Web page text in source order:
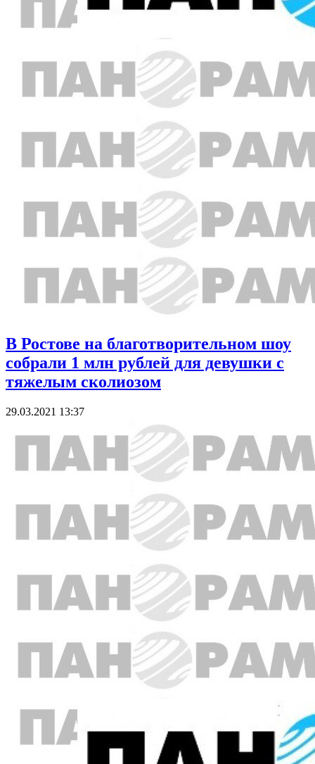
В Ростове на благотворительном шоу
собрали 1 млн рублей для девушки с
тяжелым сколиозом
29.03.2021 13:37